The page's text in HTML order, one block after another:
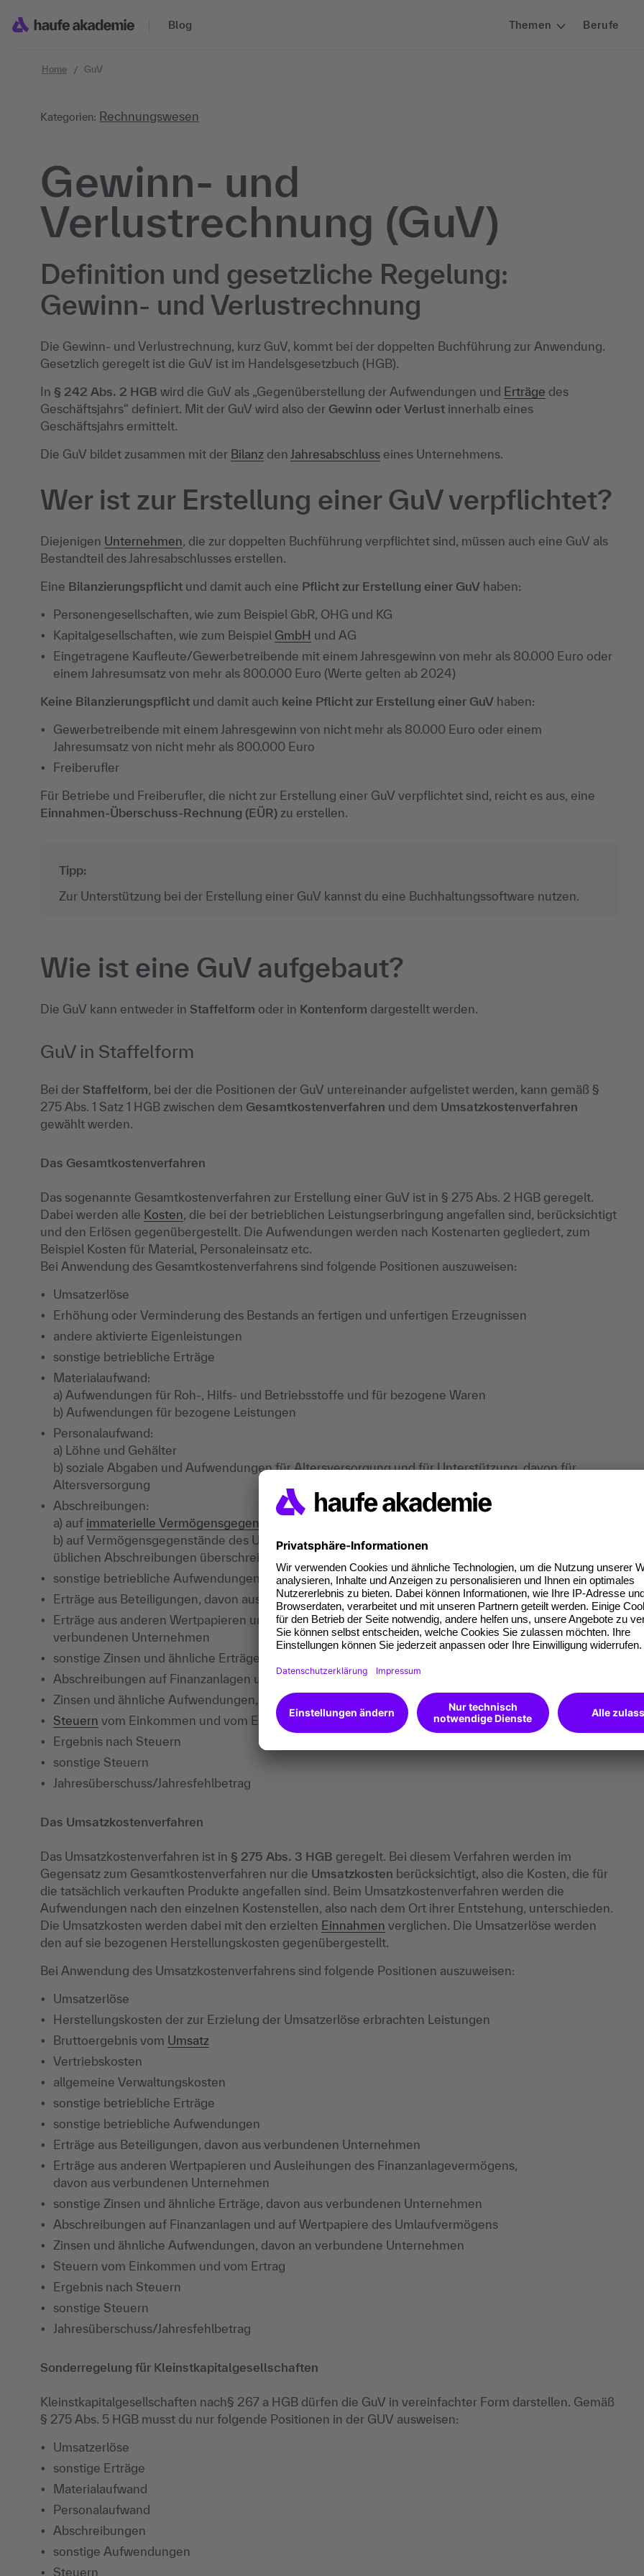
Blog
Themen Berufe
Home GuV
Kategorien: Rechnungswesen
Gewinn- und
Verlustrechnung (GuV)
Definition und gesetzliche Regelung:
Gewinn- und Verlustrechnung
Die Gewinn- und Verlustrechnung, kurz GuV, kommt bei der doppelten Buchführung zur Anwendung.
Gesetzlich geregelt ist die GuV ist im Handelsgesetzbuch (HGB).
In § 242 Abs. 2 HGB wird die GuV als „Gegenüberstellung der Aufwendungen und Erträge des
Geschäftsjahrs“ definiert. Mit der GuV wird also der Gewinn oder Verlust innerhalb eines
Geschäftsjahrs ermittelt.
Die GuV bildet zusammen mit der Bilanz den Jahresabschluss eines Unternehmens.
Wer ist zur Erstellung einer GuV verpflichtet?
Diejenigen Unternehmen, die zur doppelten Buchführung verpflichtet sind, müssen auch eine GuV als
Bestandteil des Jahresabschlusses erstellen.
Eine Bilanzierungspflicht und damit auch eine Pflicht zur Erstellung einer GuV haben:
Personengesellschaften, wie zum Beispiel GbR, OHG und KG
Kapitalgesellschaften, wie zum Beispiel GmbH und AG
Eingetragene Kaufleute/Gewerbetreibende mit einem Jahresgewinn von mehr als 80.000 Euro oder
einem Jahresumsatz von mehr als 800.000 Euro (Werte gelten ab 2024)
Keine Bilanzierungspflicht und damit auch keine Pflicht zur Erstellung einer GuV haben:
Gewerbetreibende mit einem Jahresgewinn von nicht mehr als 80.000 Euro oder einem
Jahresumsatz von nicht mehr als 800.000 Euro
Freiberufler
Für Betriebe und Freiberufler, die nicht zur Erstellung einer GuV verpflichtet sind, reicht es aus, eine
Einnahmen-Überschuss-Rechnung (EÜR) zu erstellen.
Tipp:
Zur Unterstützung bei der Erstellung einer GuV kannst du eine Buchhaltungssoftware nutzen.
Wie ist eine GuV aufgebaut?
Die GuV kann entweder in Staffelform oder in Kontenform dargestellt werden.
GuV in Staffelform
Bei der Staffelform, bei der die Positionen der GuV untereinander aufgelistet werden, kann gemäß §
275 Abs. 1 Satz 1 HGB zwischen dem Gesamtkostenverfahren und dem Umsatzkostenverfahren
gewählt werden.
Das Gesamtkostenverfahren
Das sogenannte Gesamtkostenverfahren zur Erstellung einer GuV ist in § 275 Abs. 2 HGB geregelt.
Dabei werden alle Kosten, die bei der betrieblichen Leistungserbringung angefallen sind, berücksichtigt
und den Erlösen gegenübergestellt. Die Aufwendungen werden nach Kostenarten gegliedert, zum
Beispiel Kosten für Material, Personaleinsatz etc.
Bei Anwendung des Gesamtkostenverfahrens sind folgende Positionen auszuweisen:
Umsatzerlöse
Erhöhung oder Verminderung des Bestands an fertigen und unfertigen Erzeugnissen
andere aktivierte Eigenleistungen
sonstige betriebliche Erträge
Materialaufwand:
a) Aufwendungen für Roh-, Hilfs- und Betriebsstoffe und für bezogene Waren
b) Aufwendungen für bezogene Leistungen
Personalaufwand:
a) Löhne und Gehälter
b) soziale Abgaben und Aufwendungen für Altersversorgung und für Unterstützung, davon für
Altersversorgung
Abschreibungen:
a) auf immaterielle Vermögensgegenstände
b) auf Vermögensgegenstände des Umlaufvermögens, soweit diese die in der
üblichen Abschreibungen überschreiten
sonstige betriebliche Aufwendungen
Erträge aus Beteiligungen, davon aus verbundenen Unternehmen
Erträge aus anderen Wertpapieren und Ausleihungen des Finanzanlagevermögens, davon aus
verbundenen Unternehmen
sonstige Zinsen und ähnliche Erträge, davon aus verbundenen Unternehmen
Abschreibungen auf Finanzanlagen und auf Wertpapiere des Umlaufvermögens
Zinsen und ähnliche Aufwendungen, davon an verbundene Unternehmen
Steuern vom Einkommen und vom Ertrag
Ergebnis nach Steuern
sonstige Steuern
Jahresüberschuss/Jahresfehlbetrag
Das Umsatzkostenverfahren
Das Umsatzkostenverfahren ist in § 275 Abs. 3 HGB geregelt. Bei diesem Verfahren werden im
Gegensatz zum Gesamtkostenverfahren nur die Umsatzkosten berücksichtigt, also die Kosten, die für
die tatsächlich verkauften Produkte angefallen sind. Beim Umsatzkostenverfahren werden die
Aufwendungen nach den einzelnen Kostenstellen, also nach dem Ort ihrer Entstehung, unterschieden.
Die Umsatzkosten werden dabei mit den erzielten Einnahmen verglichen. Die Umsatzerlöse werden
den auf sie bezogenen Herstellungskosten gegenübergestellt.
Bei Anwendung des Umsatzkostenverfahrens sind folgende Positionen auszuweisen:
Umsatzerlöse
Herstellungskosten der zur Erzielung der Umsatzerlöse erbrachten Leistungen
Bruttoergebnis vom Umsatz
Vertriebskosten
allgemeine Verwaltungskosten
sonstige betriebliche Erträge
sonstige betriebliche Aufwendungen
Erträge aus Beteiligungen, davon aus verbundenen Unternehmen
Erträge aus anderen Wertpapieren und Ausleihungen des Finanzanlagevermögens,
davon aus verbundenen Unternehmen
sonstige Zinsen und ähnliche Erträge, davon aus verbundenen Unternehmen
Abschreibungen auf Finanzanlagen und auf Wertpapiere des Umlaufvermögens
Zinsen und ähnliche Aufwendungen, davon an verbundene Unternehmen
Steuern vom Einkommen und vom Ertrag
Ergebnis nach Steuern
sonstige Steuern
Jahresüberschuss/Jahresfehlbetrag
Sonderregelung für Kleinstkapitalgesellschaften
Kleinstkapitalgesellschaften nach§ 267 a HGB dürfen die GuV in vereinfachter Form darstellen. Gemäß
§ 275 Abs. 5 HGB musst du nur folgende Positionen in der GUV ausweisen:
Umsatzerlöse
sonstige Erträge
Materialaufwand
Personalaufwand
Abschreibungen
sonstige Aufwendungen
Steuern